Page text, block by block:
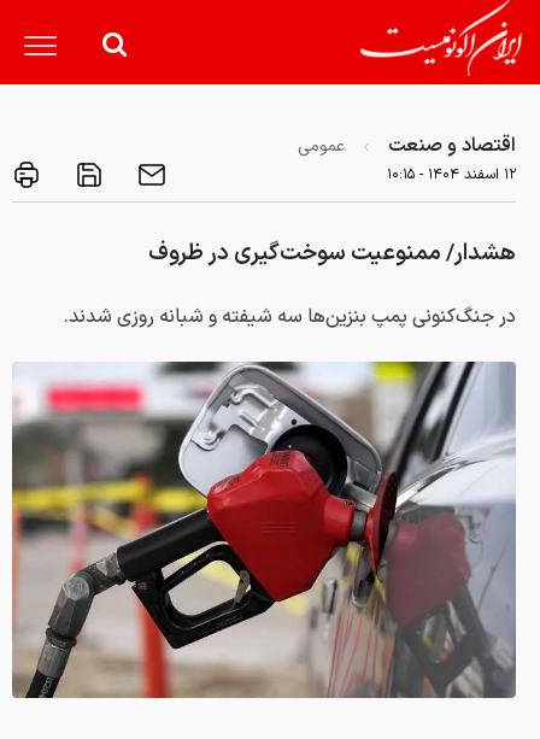
اقتصاد و صنعت عمومی
۱۲ اسفند ۱۴۰۴ - ۱۰:۱۵
هشدار/ ممنوعیت سوخت‌گیری در ظروف
در جنگ‌کنونی پمپ بنزین‌ها سه شیفته و شبانه روزی شدند.